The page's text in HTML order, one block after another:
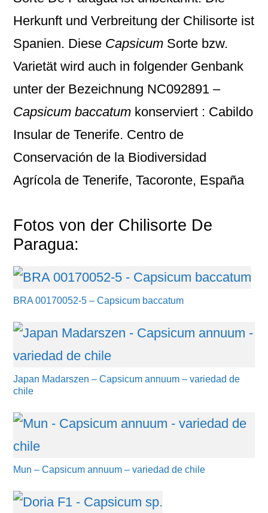
Herkunft und Verbreitung der Chilisorte ist
Spanien. Diese Capsicum Sorte bzw.
Varietät wird auch in folgender Genbank
unter der Bezeichnung NC092891 –
Capsicum baccatum konserviert : Cabildo
Insular de Tenerife. Centro de
Conservación de la Biodiversidad
Agrícola de Tenerife, Tacoronte, España
Fotos von der Chilisorte De
Paragua:
BRA 00170052-5 – Capsicum baccatum
Japan Madarszen – Capsicum annuum – variedad de
chile
Mun – Capsicum annuum – variedad de chile